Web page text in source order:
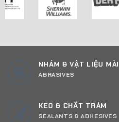
NHÁM & VẬT LIỆU MÀI
ABRASIVES
KEO & CHẤT TRÁM
SEALANTS & ADHESIVES